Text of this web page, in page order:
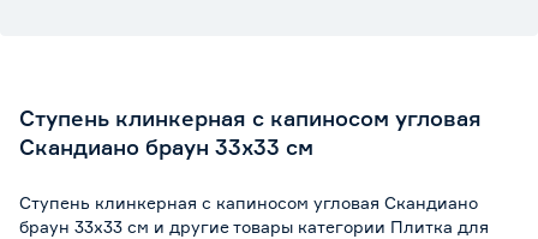
Ступень клинкерная с капиносом угловая
Скандиано браун 33х33 см
Ступень клинкерная с капиносом угловая Скандиано
браун 33х33 см и другие товары категории Плитка для